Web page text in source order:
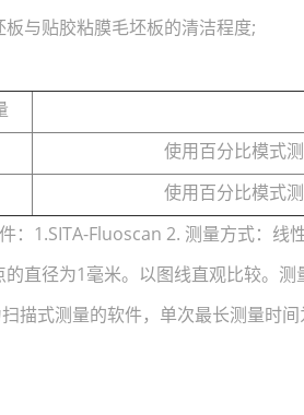
与贴胶粘膜毛坯板的清洁程度;
使用百分比模式
使用百分比模式
1.SITA-Fluoscan 2. 测量方式：线
径为1毫米。以图线直观比较。测
式测量的软件，单次最长测量时